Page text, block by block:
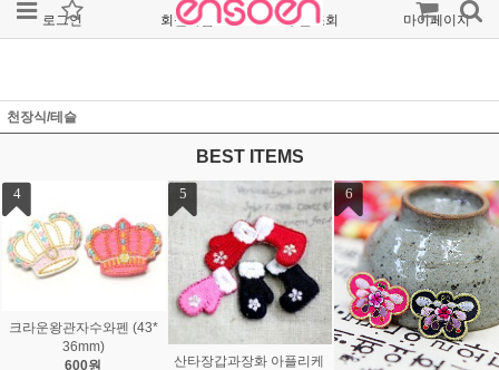
로그인 회원가입 주문조회 마이페이지
천장식/테슬
BEST ITEMS
7
*21mm)
300원
8
다섯잎꽃호마이카 (18m
9
보라모자여인 명화까메오